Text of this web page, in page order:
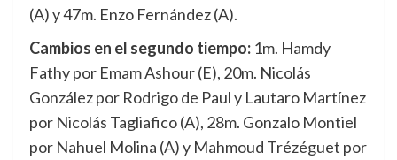
(A) y 47m. Enzo Fernández (A).
Cambios en el segundo tiempo: 1m. Hamdy
Fathy por Emam Ashour (E), 20m. Nicolás
González por Rodrigo de Paul y Lautaro Martínez
por Nicolás Tagliafico (A), 28m. Gonzalo Montiel
por Nahuel Molina (A) y Mahmoud Trézéguet por